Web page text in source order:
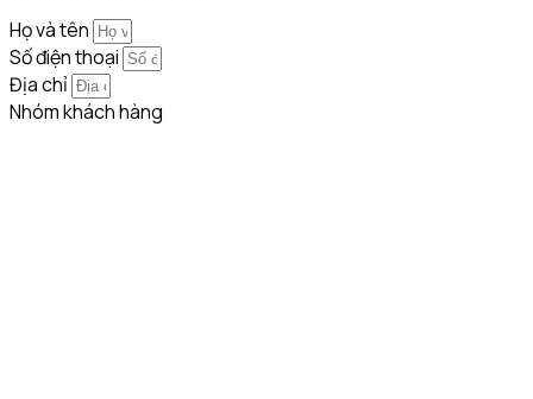
Họ và tên
Số điện thoại
Địa chỉ
Nhóm khách hàng